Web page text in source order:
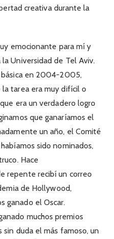
creativa durante la
emocionante para mí y
Universidad de Tel Aviv.
en 2004-2005,
tarea era muy difícil o
era un verdadero logro
que ganaríamos el
un año, el Comité
sido nominados,
Hace
repente recibí un correo
de Hollywood,
ganado el Oscar.
muchos premios
sin duda el más famoso, un